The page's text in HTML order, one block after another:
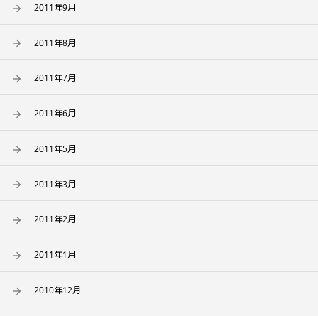
2011年9月
2011年8月
2011年7月
2011年6月
2011年5月
2011年3月
2011年2月
2011年1月
2010年12月